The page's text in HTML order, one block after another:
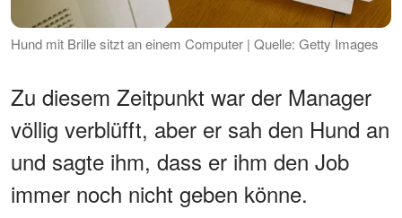
Hund mit Brille sitzt an einem Computer | Quelle: Getty Images
Zu diesem Zeitpunkt war der Manager
völlig verblüfft, aber er sah den Hund an
und sagte ihm, dass er ihm den Job
immer noch nicht geben könne.